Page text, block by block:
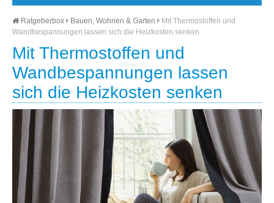
Ratgeberbox Bauen, Wohnen & Garten
Mit Thermostoffen und
Wandbespannungen lassen sich die Heizkosten senken
Mit Thermostoffen und
Wandbespannungen lassen
sich die Heizkosten senken